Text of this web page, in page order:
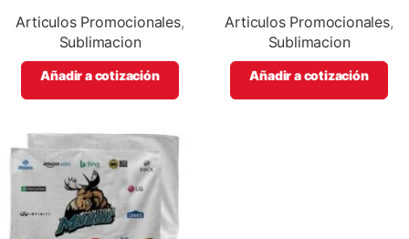
Articulos Promocionales,
Sublimacion
Añadir a cotización
Articulos Promocionales,
Sublimacion
Añadir a cotización